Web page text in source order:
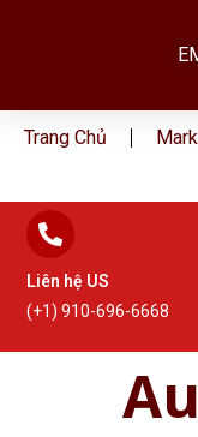
Trang Chủ
Liên hệ US
(+1) 910-696-6668